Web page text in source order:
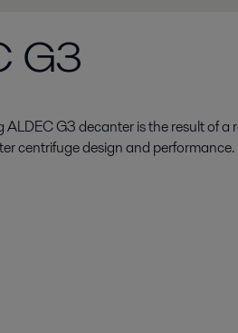
G3
G3 decanter is the result of a
centrifuge design and performance.